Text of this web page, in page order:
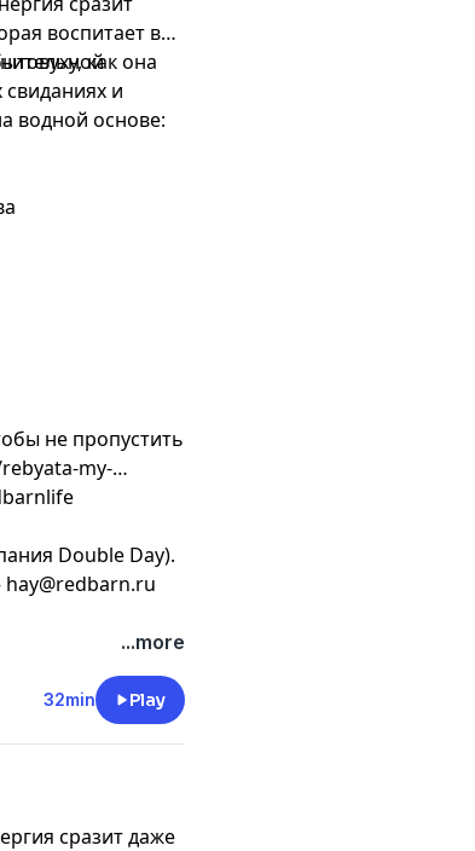
воспитает в
как она
и
водной основе:
не пропустить
my-
Double Day).
hay@redbarn.ru
...more
32min Play
сразит даже